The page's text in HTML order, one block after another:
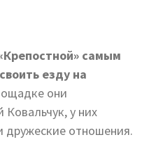
самым
езду на
они
у них
дружеские отношения.